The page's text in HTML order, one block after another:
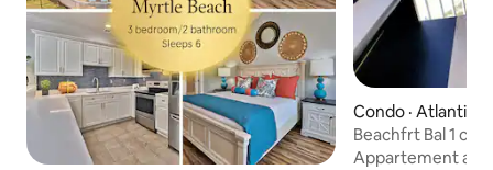
Condo · Atlantic
Beachfrt Bal 1
vue sur Gorg,
Appartement